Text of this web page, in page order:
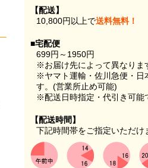
【配送】
10,800円以上で送料無料！
■宅配便
699円～1950円
※お届け先によって異なりま
※ヤマト運輸・佐川急便・日
す。(営業所止め可能)
※配送日時指定・代引き可能
【配送時間】
下記時間帯をご指定いただけ